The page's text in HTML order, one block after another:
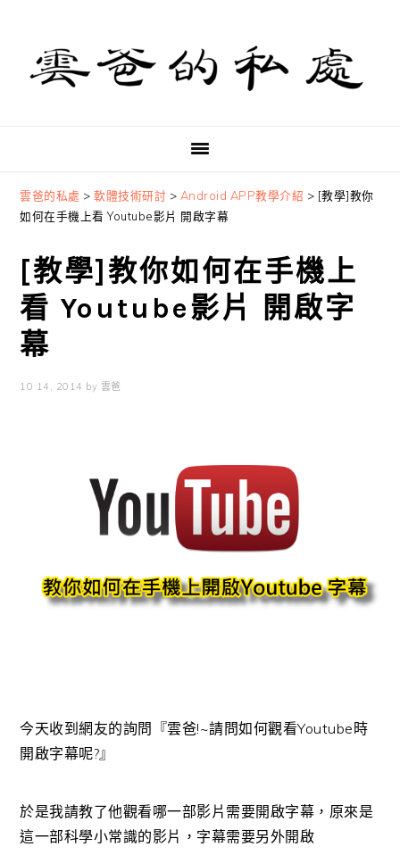
primary
navigation
content
primary
sidebar
雲爸的私處 >軟體技術研討 > Android APP教學介紹 > [教學]教你
如何在手機上看 Youtube影片 開啟字幕
[教學]教你如何在手機上
看 Youtube影片 開啟字
幕
10 14, 2014 by 雲爸
今天收到網友的詢問『雲爸!~請問如何觀看Youtube時
開啟字幕呢?』
於是我請教了他觀看哪一部影片需要開啟字幕，原來是
這一部科學小常識的影片，字幕需要另外開啟